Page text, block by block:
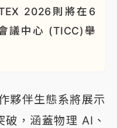
2026則將在6
議中心 (TICC)舉
夥伴生態系將展示
，涵蓋物理 AI、